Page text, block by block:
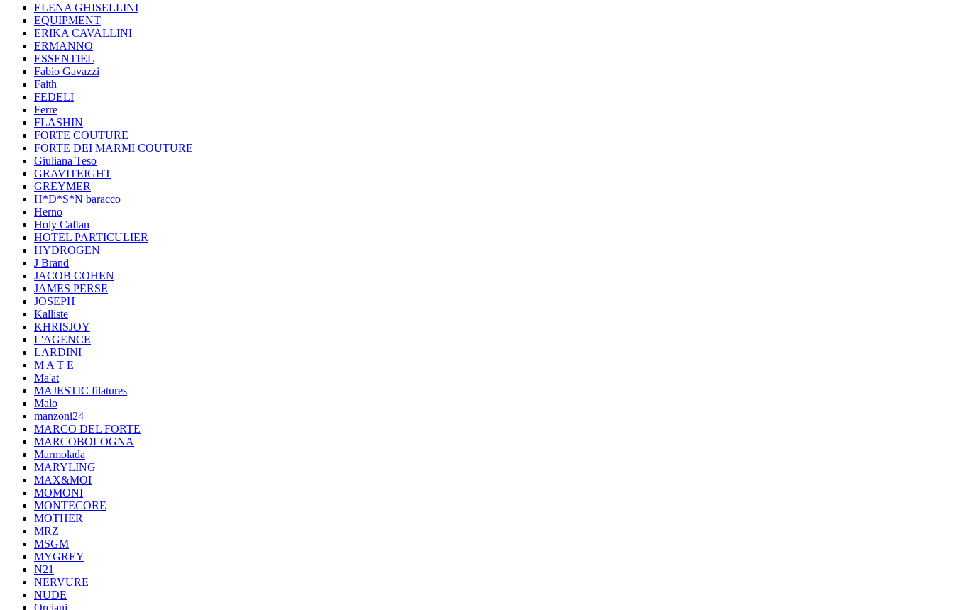
ELENA GHISELLINI
EQUIPMENT
ERIKA CAVALLINI
ERMANNO
ESSENTIEL
Fabio Gavazzi
Faith
FEDELI
Ferre
FLASHIN
FORTE COUTURE
FORTE DEI MARMI COUTURE
Giuliana Teso
GRAVITEIGHT
GREYMER
H*D*S*N baracco
Herno
Holy Caftan
HOTEL PARTICULIER
HYDROGEN
J Brand
JACOB COHEN
JAMES PERSE
JOSEPH
Kalliste
KHRISJOY
L'AGENCE
LARDINI
M A T E
Ma'at
MAJESTIC filatures
Malo
manzoni24
MARCO DEL FORTE
MARCOBOLOGNA
Marmolada
MARYLING
MAX&MOI
MOMONI
MONTECORE
MOTHER
MRZ
MSGM
MYGREY
N21
NERVURE
NUDE
Orciani